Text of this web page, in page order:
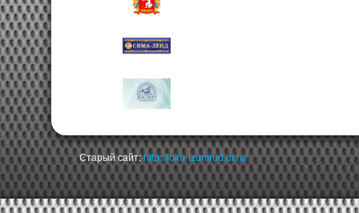
Старый сайт:http://loko-izumrud.ur.ru/